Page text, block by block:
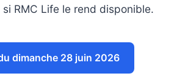
si RMC Life le rend disponible.
dimanche 28 juin 2026